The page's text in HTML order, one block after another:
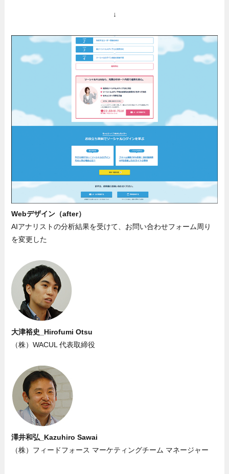
↓
Webデザイン（after）
AIアナリストの分析結果を受けて、お問い合わせフォーム周り
を変更した
大津裕史_Hirofumi Otsu
（株）WACUL 代表取締役
澤井和弘_Kazuhiro Sawai
（株）フィードフォース マーケティングチーム マネージャー